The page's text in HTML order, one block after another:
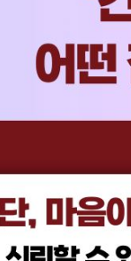
어떻게 하죠? … 218
떤 방법으로 치료하
없는데, 간암 종양
떻게 되나요? … 236
과 영양관리
떻게 하는 게 좋을
줄여야 한다는데